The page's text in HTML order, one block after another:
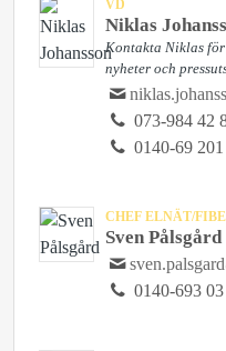
VD
Niklas
Kontakta Niklas för
nyheter och
073-984 42
0140-69 201
CHEF ELNÄT/
Sven Pålsgård
0140-693 03